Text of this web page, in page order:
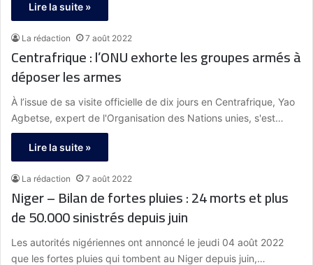
Lire la suite »
La rédaction 7 août 2022
Centrafrique : l’ONU exhorte les groupes armés à
déposer les armes
À l’issue de sa visite officielle de dix jours en Centrafrique, Yao
Agbetse, expert de l'Organisation des Nations unies, s'est…
Lire la suite »
La rédaction 7 août 2022
Niger – Bilan de fortes pluies : 24 morts et plus
de 50.000 sinistrés depuis juin
Les autorités nigériennes ont annoncé le jeudi 04 août 2022
que les fortes pluies qui tombent au Niger depuis juin,…